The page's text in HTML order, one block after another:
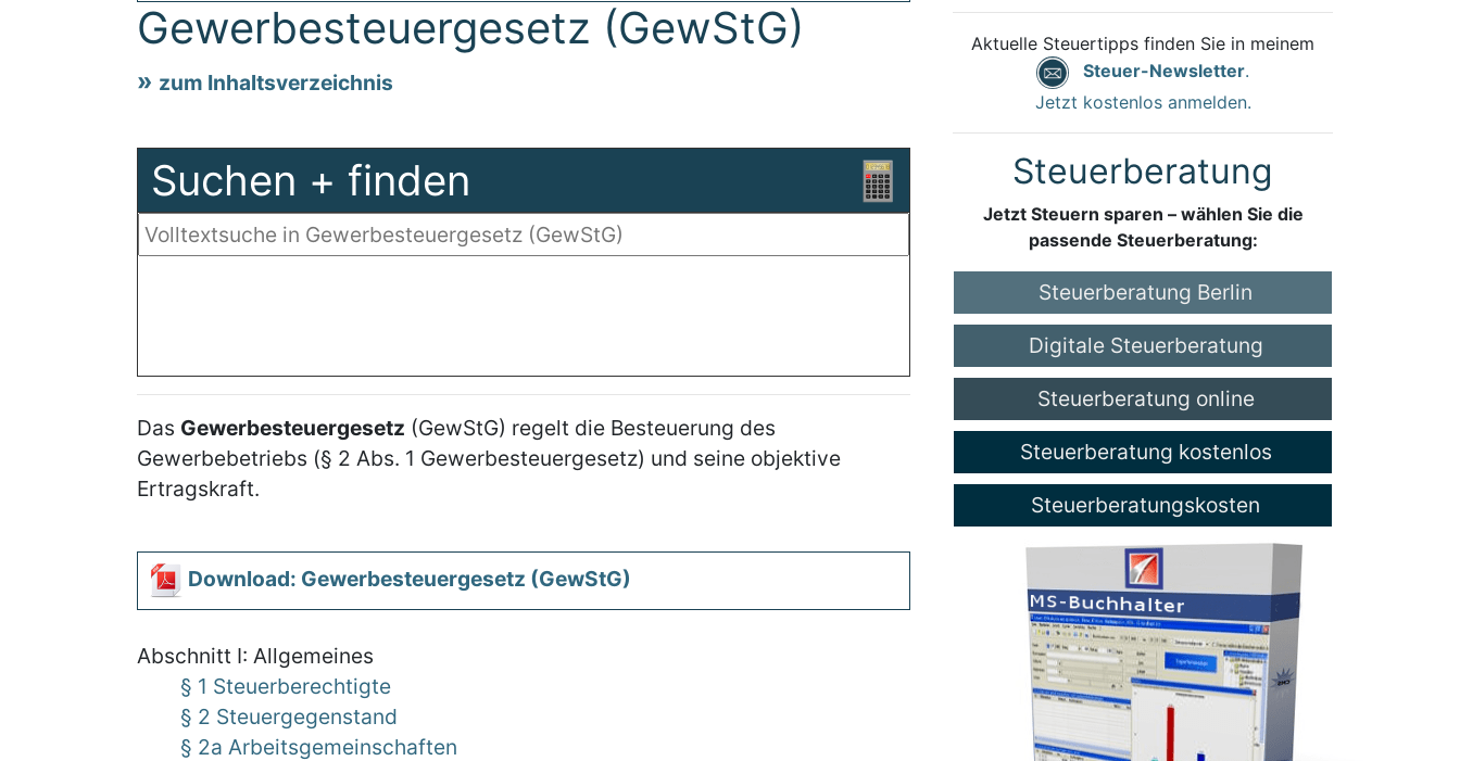
Gewerbesteuergesetz (GewStG)
zum Inhaltsverzeichnis
Suchen + finden
Das Gewerbesteuergesetz (GewStG) regelt die Besteuerung des
Gewerbebetriebs (§ 2 Abs. 1 Gewerbesteuergesetz) und seine objektive
Ertragskraft.
Download: Gewerbesteuergesetz (GewStG)
Abschnitt I: Allgemeines
§ 1 Steuerberechtigte
§ 2 Steuergegenstand
§ 2a Arbeitsgemeinschaften
Aktuelle Steuertipps finden Sie in meinem
Steuer-Newsletter.
Jetzt kostenlos anmelden.
Steuerberatung
Jetzt Steuern sparen – wählen Sie die
passende Steuerberatung:
Steuerberatung Berlin
Digitale Steuerberatung
Steuerberatung online
Steuerberatung kostenlos
Steuerberatungskosten